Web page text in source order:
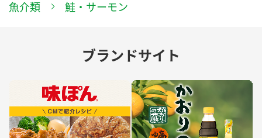
魚介類 鮭・サーモン
ブランドサイト